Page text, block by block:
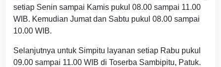
setiap Senin sampai Kamis pukul 08.00 sampai 11.00
WIB. Kemudian Jumat dan Sabtu pukul 08.00 sampai
10.00 WIB.
Selanjutnya untuk Simpitu layanan setiap Rabu pukul
09.00 sampai 11.00 WIB di Toserba Sambipitu, Patuk.